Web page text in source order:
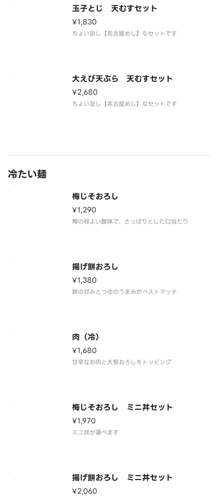
玉子とじ 天むすセット
¥1,830
ちょい足し【名古屋めし】なセットです
大えび天ぷら 天むすセット
¥2,680
ちょい足し【名古屋めし】なセットです
冷たい麺
梅じそおろし
¥1,290
梅の程よい酸味で、さっぱりとした口当たり
揚げ餅おろし
¥1,380
餅の甘みとつゆのうまみがベストマッチ
肉（冷）
¥1,680
甘辛なお肉と大根おろしをトッピング
梅じそおろし ミニ丼セット
¥1,970
ミニ丼が選べます
揚げ餅おろし ミニ丼セット
¥2,060